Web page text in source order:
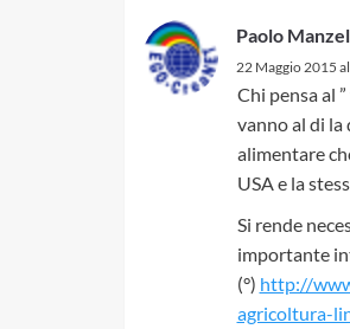
Paolo
22 Maggio 2015
Chi pensa al
vanno al di la
alimentare
USA e la
Si rende
importante
(°) http://
agricoltura-